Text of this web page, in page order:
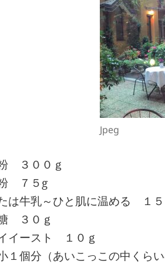
Jpeg
粉 ３００ｇ
粉 ７５g
たは牛乳～ひと肌に温める １
糖 ３０ｇ
イイースト １０ｇ
１個分（あいこっこの中くら